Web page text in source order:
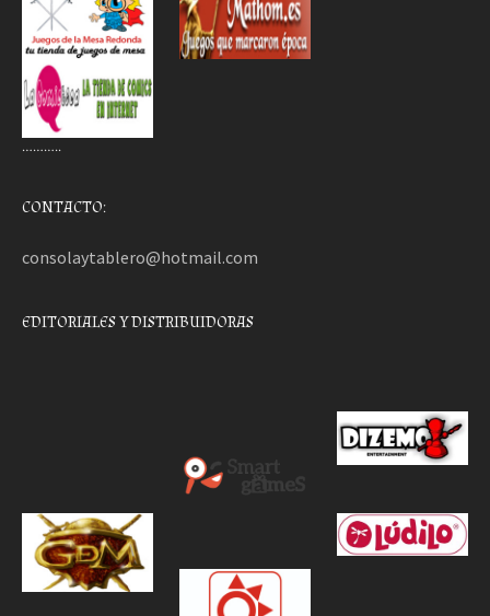
………..
CONTACTO:
consolaytablero@hotmail.com
EDITORIALES Y DISTRIBUIDORAS